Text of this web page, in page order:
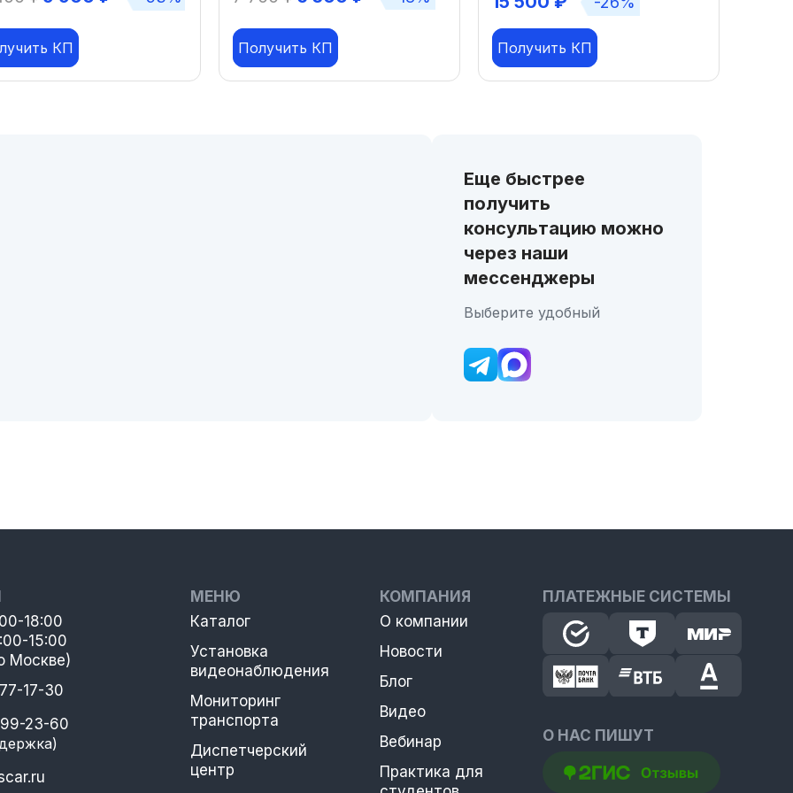
КП Получить КП Получить КП
Еще быстрее
получить
консультацию можно
через наши
мессенджеры
Выберите удобный
18:00
15:00
Москве)
17-30
23-60
МЕНЮ
Каталог
Установка
видеонаблюдения
Мониторинг
транспорта
Диспетчерский
центр
КОМПАНИЯ
О компании
Новости
Блог
Видео
Вебинар
Практика для
ПЛАТЕЖНЫЕ СИСТЕМЫ
О НАС ПИШУТ